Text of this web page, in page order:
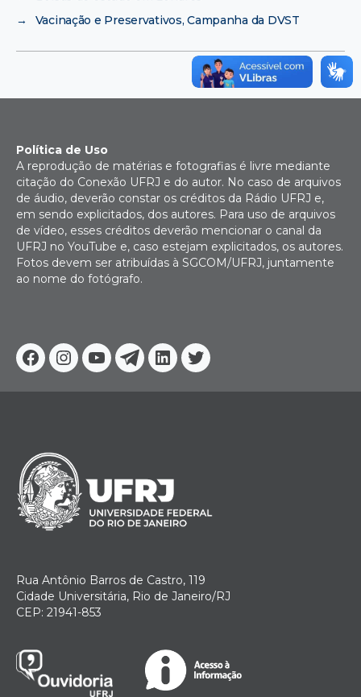
→
Vacinação e Preservativos, Campanha da DVST
Facebook
Instagram
YoutubeTelegram
Linkedin
Twitter
Política de Uso
A reprodução de matérias e fotografias é livre mediante
citação do Conexão UFRJ e do autor. No caso de arquivos
de áudio, deverão constar os créditos da Rádio UFRJ e,
em sendo explicitados, dos autores. Para uso de arquivos
de vídeo, esses créditos deverão mencionar o canal da
UFRJ no YouTube e, caso estejam explicitados, os autores.
Fotos devem ser atribuídas à SGCOM/UFRJ, juntamente
ao nome do fotógrafo.
Rua Antônio Barros de Castro, 119
Cidade Universitária, Rio de Janeiro/RJ
CEP: 21941-853